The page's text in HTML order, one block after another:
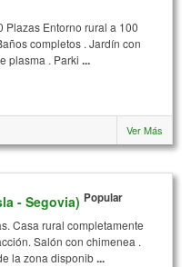
Plazas Entorno rural a 100
completos . Jardín con
plasma . Parki ...
Ver Más
- Segovia) Popular
Casa rural completamente
Salón con chimenea .
la zona disponib...